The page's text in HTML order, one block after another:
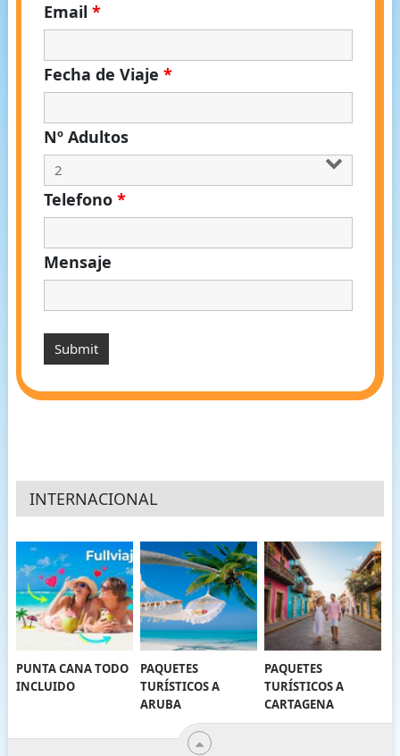
Email *
Fecha de Viaje *
Nº Adultos
Telefono *
Mensaje
INTERNACIONAL
PUNTA CANA TODO
INCLUIDO
PAQUETES
TURÍSTICOS A
ARUBA
PAQUETES
TURÍSTICOS A
CARTAGENA